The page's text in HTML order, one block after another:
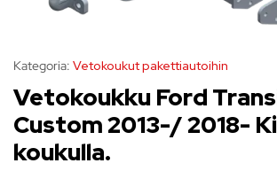
Kategoria: Vetokoukut pakettiautoihin
Vetokoukku Ford
Custom 2013-/ 2018-
koukulla.